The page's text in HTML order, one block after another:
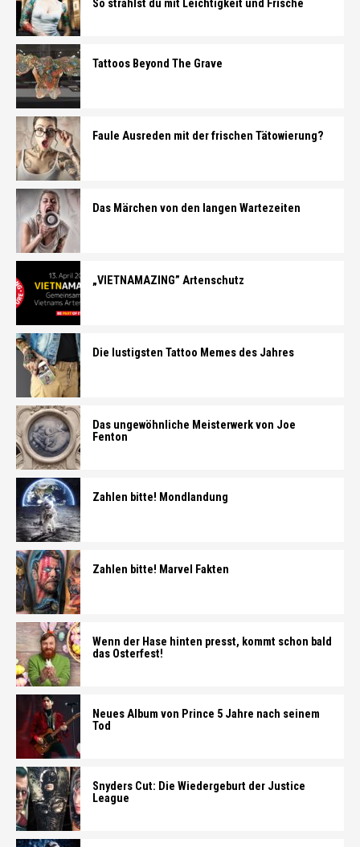
So strahlst du mit Leichtigkeit und Frische
Tattoos Beyond The Grave
Faule Ausreden mit der frischen Tätowierung?
Das Märchen von den langen Wartezeiten
„VIETNAMAZING” Artenschutz
Die lustigsten Tattoo Memes des Jahres
Das ungewöhnliche Meisterwerk von Joe
Fenton
Zahlen bitte! Mondlandung
Zahlen bitte! Marvel Fakten
Wenn der Hase hinten presst, kommt schon bald
das Osterfest!
Neues Album von Prince 5 Jahre nach seinem
Tod
Snyders Cut: Die Wiedergeburt der Justice
League